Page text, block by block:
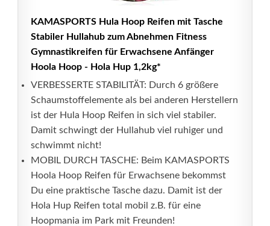
KAMASPORTS Hula Hoop Reifen mit Tasche
Stabiler Hullahub zum Abnehmen Fitness
Gymnastikreifen für Erwachsene Anfänger
Hoola Hoop - Hola Hup 1,2kg*
VERBESSERTE STABILITÄT: Durch 6 größere
Schaumstoffelemente als bei anderen Herstellern
ist der Hula Hoop Reifen in sich viel stabiler.
Damit schwingt der Hullahub viel ruhiger und
schwimmt nicht!
MOBIL DURCH TASCHE: Beim KAMASPORTS
Hoola Hoop Reifen für Erwachsene bekommst
Du eine praktische Tasche dazu. Damit ist der
Hola Hup Reifen total mobil z.B. für eine
Hoopmania im Park mit Freunden!